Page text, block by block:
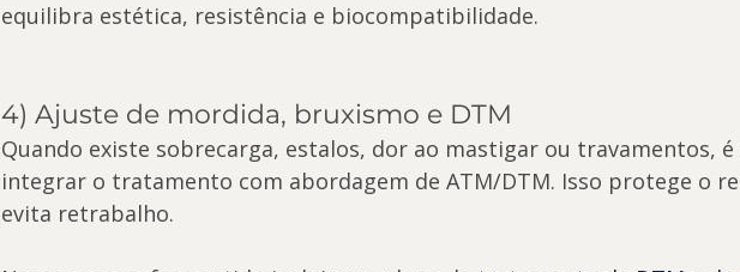
equilibra estética, resistência e biocompatibilidade.
4) Ajuste de mordida, bruxismo e DTM
Quando existe sobrecarga, estalos, dor ao mastigar ou travamentos,
integrar o tratamento com abordagem de ATM/DTM. Isso protege o
evita retrabalho.